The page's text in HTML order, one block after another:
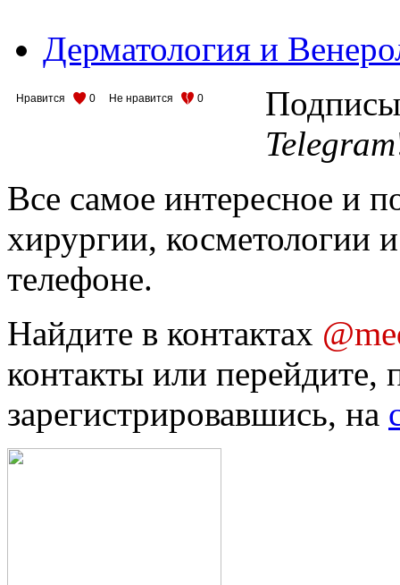
Дерматология и
Нравится 0 Не нравится 0
Telegram
Все самое интересное и
хирургии, косметологии
телефоне.
Найдите в контактах
контакты или перейдите,
зарегистрировавшись, на